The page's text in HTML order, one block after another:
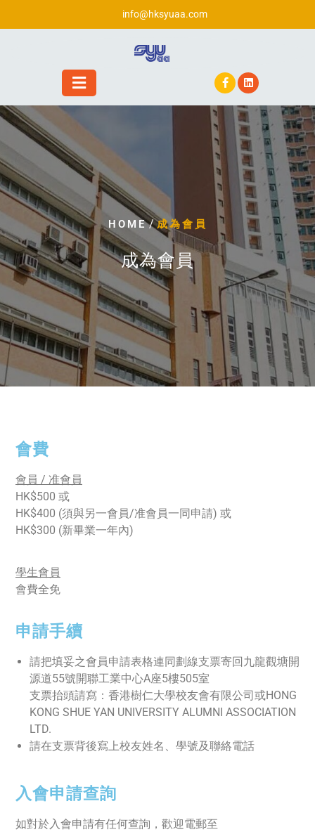
info@hksyuaa.com
HOME/成為會員
成為會員
會費
會員 / 准會員
HK$500 或
HK$400 (須與另一會員/准會員一同申請) 或
HK$300 (新畢業一年內)
學生會員
會費全免
申請手續
請把填妥之會員申請表格連同劃線支票寄回九龍觀塘開
源道55號開聯工業中心A座5樓505室
支票抬頭請寫：香港樹仁大學校友會有限公司或HONG
KONG SHUE YAN UNIVERSITY ALUMNI ASSOCIATION
LTD.
請在支票背後寫上校友姓名、學號及聯絡電話
入會申請查詢
如對於入會申請有任何查詢，歡迎電郵至